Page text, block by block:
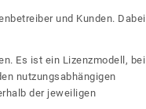
und Kunden. Dabei
Es ist ein Lizenzmodell, bei
nutzungsabhängigen
der jeweiligen